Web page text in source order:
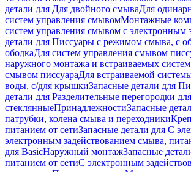
детали для Для двойного смываДля
систем управления смывомМонтажные
систем управления смывом с электронным
детали для Писсуары с режимом смыва, с
ободкаДля систем управления смывом
наружного монтажа и встраиваемых
смывом писсуараДля встраиваемой
воды, с/для крышкиЗапасные детали для
детали для Разделительные перегородки
стеклянныеПринадлежностиЗапасные
патрубки, колена смыва и переходники
питанием от сетиЗапасные детали для С
электронным задействованием смыва,
для BasicНаружный монтажЗапасные
питанием от сетиС электронным